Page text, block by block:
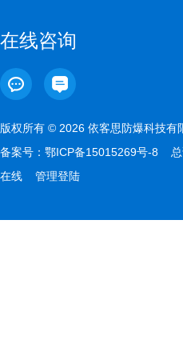
在线咨询
版权所有 © 2026 依客思防爆科技
备案号： 鄂ICP备15015269号-8 总
在线
管理登陆